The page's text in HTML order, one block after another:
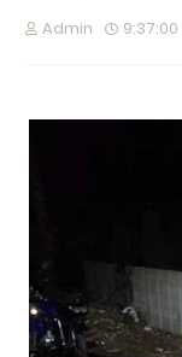
Admin 9:37:00